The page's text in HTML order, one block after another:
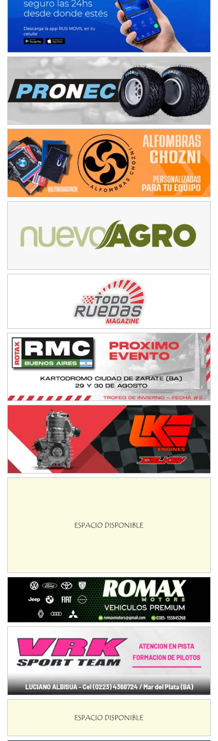
SUR SANTAFESINO - F4
José Samuel Sánchez (Tierra)
Rufino (Santa Fe)
TUCUMANO - F5
Juan Navarro (Asfalto)
El Timbó (Tucumán)